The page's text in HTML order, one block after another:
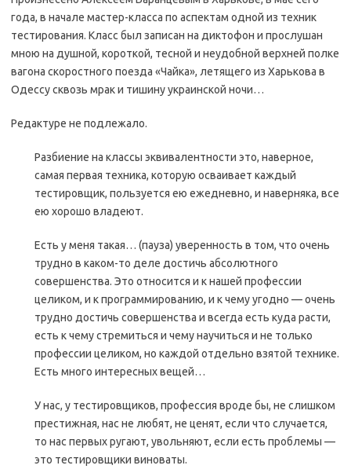
года, в начале мастер-класса по аспектам одной из техник
тестирования. Класс был записан на диктофон и прослушан
мною на душной, короткой, тесной и неудобной верхней полке
вагона скоростного поезда «Чайка», летящего из Харькова в
Одессу сквозь мрак и тишину украинской ночи…
Редактуре не подлежало.
Разбиение на классы эквивалентности это, наверное,
самая первая техника, которую осваивает каждый
тестировщик, пользуется ею ежедневно, и наверняка, все
ею хорошо владеют.
Есть у меня такая… (пауза) уверенность в том, что очень
трудно в каком-то деле достичь абсолютного
совершенства. Это относится и к нашей профессии
целиком, и к программированию, и к чему угодно — очень
трудно достичь совершенства и всегда есть куда расти,
есть к чему стремиться и чему научиться и не только
профессии целиком, но каждой отдельно взятой технике.
Есть много интересных вещей…
У нас, у тестировщиков, профессия вроде бы, не слишком
престижная, нас не любят, не ценят, если что случается,
то нас первых ругают, увольняют, если есть проблемы —
это тестировщики виноваты.